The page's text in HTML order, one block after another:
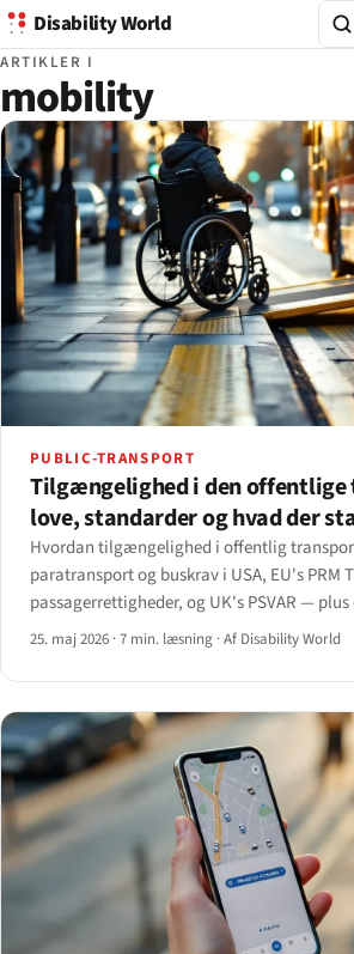
Disability World
ARTIKLER I
mobility
PUBLIC-TRANSPORT
Tilgængelighed i den
love, standarder og hvad der
Hvordan tilgængelighed i offentlig
paratransport og buskrav i USA, EU's PRM
passagerrettigheder, og UK's PSVAR —
findes fra perronen til appen.
25. maj 2026 ·7 min. læsning ·Af Disability World